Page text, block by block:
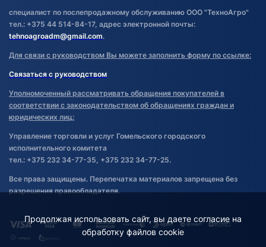
специалист по послепродажному обслуживанию ООО "ТехноАгро"
тел.: +375 44 514-84-17, адрес электронной почты:
tehnoagroadm@gmail.com.
Для связи с руководством Вы можете заполнить форму по ссылке:
Связаться с руководством
Уполномоченный рассматривать обращения покупателей в
соответствии с законодательством об обращениях граждан и
юридических лиц:
Управление торговли и услуг Гомельского городского
исполнительного комитета
тел.: +375 232 34-77-35, +375 232 34-77-25.
Все права защищены. Перепечатка материалов запрещена без
разрешения правообладателя.
Продолжая использовать сайт, вы даете согласие на
обработку файлов cookie